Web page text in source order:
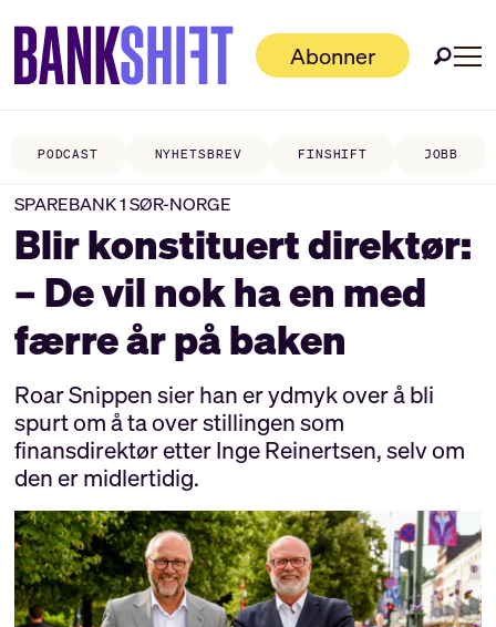
Abonner
PODCAST NYHETSBREV FINSHIFT JOBB
SPAREBANK 1 SØR-NORGE
Blir konstituert direktør:
– De vil nok ha en med
færre år på baken
Roar Snippen sier han er ydmyk over å bli
spurt om å ta over stillingen som
finansdirektør etter Inge Reinertsen, selv om
den er midlertidig.